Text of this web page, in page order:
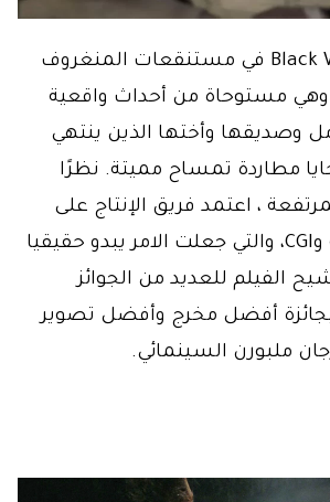
تدور أحداث Black Water في مستنقعات المنغروف
وهي مستوحاة من أحداث واقعية
وصديقها وأختها الذين ينتهي
مطاردة تمساح مميتة. نظرًا
، اعتمد فريق الإنتاج على
التأثيرات البصرية وCGI، والتي جعلت الامر يبدو حقيقيا
الفيلم للعديد من الجوائز
بجائزة أفضل مخرج وأفضل تصوير
ملبورن السينمائي.